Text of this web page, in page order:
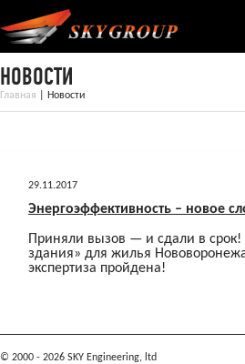
НОВОСТИ
Главная Новости
29.11.2017
Энергоэффективность – новое
Приняли вызов — и сдали в срок!
здания» для жилья
экспертиза пройдена!
© 2000 - 2026 SKY Engineering, ltd